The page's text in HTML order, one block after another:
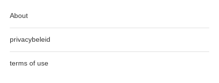
About
privacybeleid
terms of use